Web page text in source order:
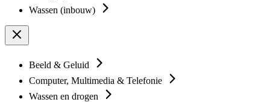
Wassen (inbouw)
Beeld & Geluid
Computer, Multimedia & Telefonie
Wassen en drogen